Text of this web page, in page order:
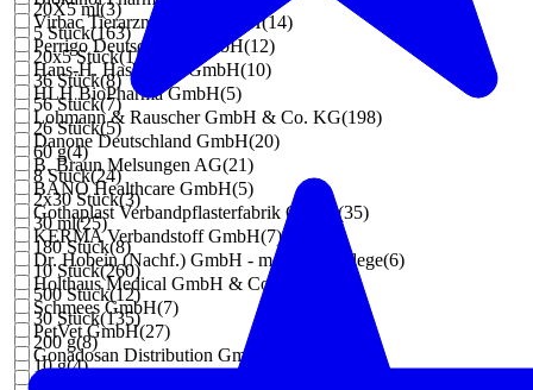
20X5 ml(3)
5 Stück(163)
20x5 Stück(11
36 Stück(8)
56 Stück(7)
26 Stück(5)
60 g(4)
8 Stück(24)
2x30 Stück(3)
30 ml(25)
180 Stück(8)
10 Stück(260)
500 Stück(12)
30 Stück(135)
200 g(8)
10 g(4)
Virbac Tierarzneimittel GmbH(14)
Perrigo Deutschland GmbH(12)
Hans-H. Hasbargen GmbH(10)
HLH BioPharma GmbH(5)
Lohmann & Rauscher GmbH & Co. KG(198)
Danone Deutschland GmbH(20)
B. Braun Melsungen AG(21)
BANO Healthcare GmbH(5)
Gothaplast Verbandpflasterfabrik GmbH(35)
KERMA Verbandstoff GmbH(7)
Dr. Hobein (Nachf.) GmbH - med. Hautpflege(6)
Holthaus Medical GmbH & Co. KG
Schmees GmbH(7)
PetVet GmbH(27)
Gonadosan Distribution GmbH
Attends GmbH